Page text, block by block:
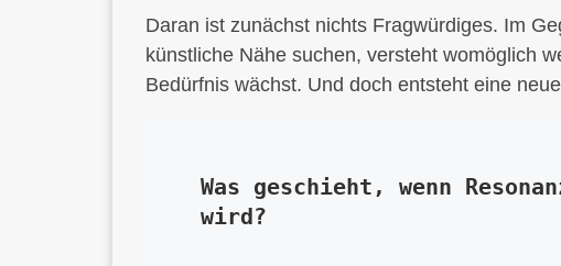
Daran ist zunächst nichts Fragwürdiges. Im
künstliche Nähe suchen, versteht womöglich
Bedürfnis wächst. Und doch entsteht eine
Was geschieht, wenn
wird?